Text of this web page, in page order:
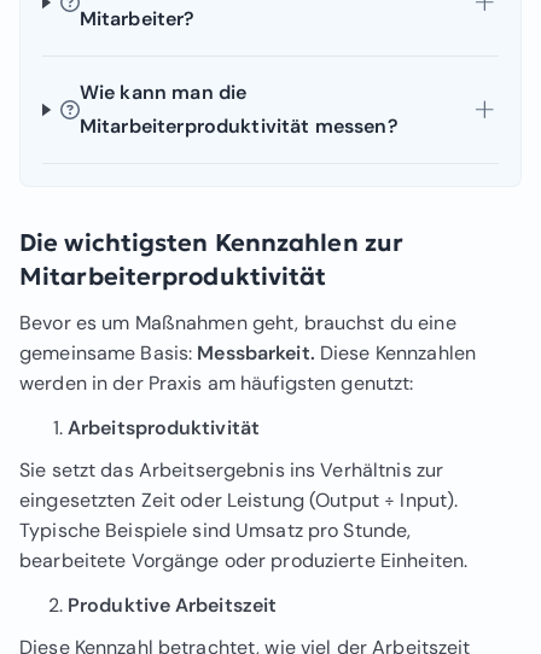
Mitarbeiter?
Wie kann man die
Mitarbeiterproduktivität messen?
Die wichtigsten Kennzahlen zur
Mitarbeiterproduktivität
Bevor es um Maßnahmen geht, brauchst du eine
gemeinsame Basis: Messbarkeit. Diese Kennzahlen
werden in der Praxis am häufigsten genutzt:
Arbeitsproduktivität
Sie setzt das Arbeitsergebnis ins Verhältnis zur
eingesetzten Zeit oder Leistung (Output ÷ Input).
Typische Beispiele sind Umsatz pro Stunde,
bearbeitete Vorgänge oder produzierte Einheiten.
Produktive Arbeitszeit
Diese Kennzahl betrachtet, wie viel der Arbeitszeit